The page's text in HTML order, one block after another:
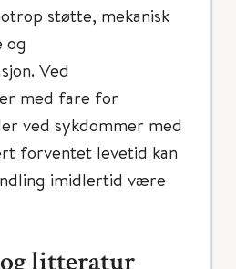
støtte, mekanisk
og
Ved
med fare for
ved sykdommer med
forventet levetid kan
imidlertid være